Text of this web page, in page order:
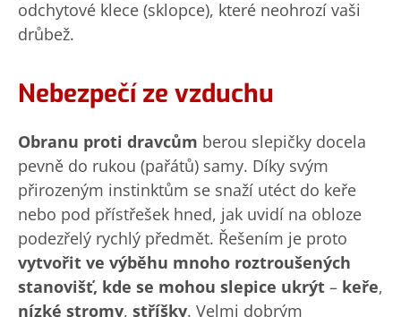
odchytové klece (sklopce), které neohrozí vaši
drůbež.
Nebezpečí ze vzduchu
Obranu proti dravcům berou slepičky docela
pevně do rukou (pařátů) samy. Díky svým
přirozeným instinktům se snaží utéct do keře
nebo pod přístřešek hned, jak uvidí na obloze
podezřelý rychlý předmět. Řešením je proto
vytvořit ve výběhu mnoho roztroušených
stanovišť, kde se mohou slepice ukrýt – keře,
nízké stromy, stříšky. Velmi dobrým